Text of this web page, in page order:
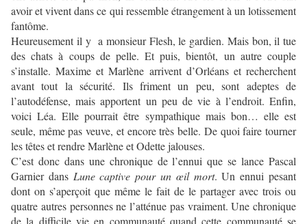
avoir et vivent dans ce qui ressemble étrangement à un lotissement
fantôme.
Heureusement il y a monsieur Flesh, le gardien. Mais bon, il tue
des chats à coups de pelle. Et puis, bientôt, un autre couple
s’installe. Maxime et Marlène arrivent d’Orléans et recherchent
avant tout la sécurité. Ils friment un peu, sont adeptes de
l’autodéfense, mais apportent un peu de vie à l’endroit. Enfin,
voici Léa. Elle pourrait être sympathique mais bon… elle est
seule, même pas veuve, et encore très belle. De quoi faire tourner
les têtes et rendre Marlène et Odette jalouses.
C’est donc dans une chronique de l’ennui que se lance Pascal
Garnier dans Lune captive pour un œil mort. Un ennui pesant
dont on s’aperçoit que même le fait de le partager avec trois ou
quatre autres personnes ne l’atténue pas vraiment. Une chronique
de la difficile vie en communauté quand cette communauté se